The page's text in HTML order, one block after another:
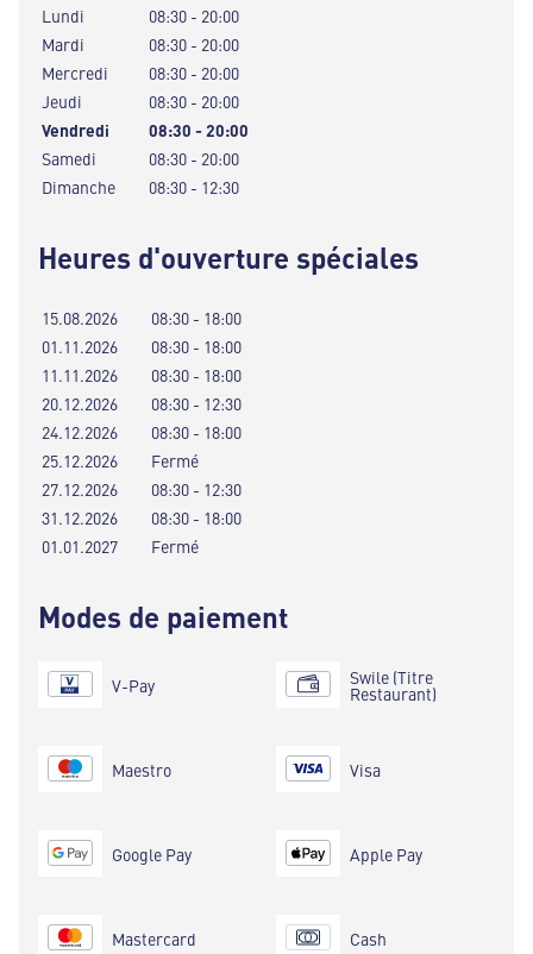
Lundi
08:30 - 20:00
Mardi
08:30 - 20:00
Mercredi
08:30 - 20:00
Jeudi
08:30 - 20:00
Vendredi
08:30 - 20:00
Samedi
08:30 - 20:00
Dimanche
08:30 - 12:30
Heures d'ouverture spéciales
15.08.2026
08:30 - 18:00
01.11.2026
08:30 - 18:00
11.11.2026
08:30 - 18:00
20.12.2026
08:30 - 12:30
24.12.2026
08:30 - 18:00
25.12.2026
Fermé
27.12.2026
08:30 - 12:30
31.12.2026
08:30 - 18:00
01.01.2027
Fermé
Modes de paiement
V-Pay
Maestro
Google Pay
Mastercard
Swile (Titre
Restaurant)
Visa
Apple Pay
Cash